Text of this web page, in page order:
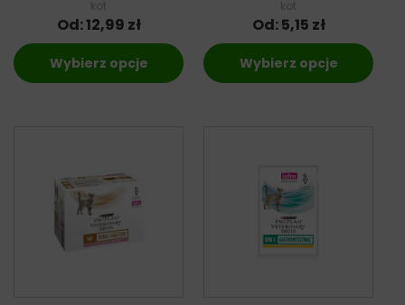
kot
Od:12,99 zł
Wybierz opcje
kot
Od:5,15 zł
Wybierz opcje